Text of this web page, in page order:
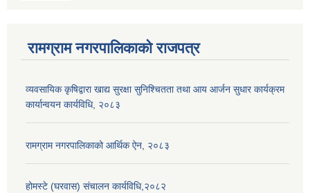
रामग्राम नगरपालिकाको राजपत्र
व्यवसायिक कृषिद्वारा खाद्य सुरक्षा सुनिश्चितता तथा आय आर्जन सुधार कार्यक्रम
कार्यान्वयन कार्यविधि, २०८३
रामग्राम नगरपालिकाको आर्थिक ऐन, २०८३
होमस्टे (घरवास) संचालन कार्यविधि,२०८२